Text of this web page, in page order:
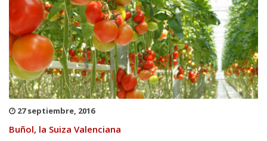
27 septiembre, 2016
Buñol, la Suiza Valenciana